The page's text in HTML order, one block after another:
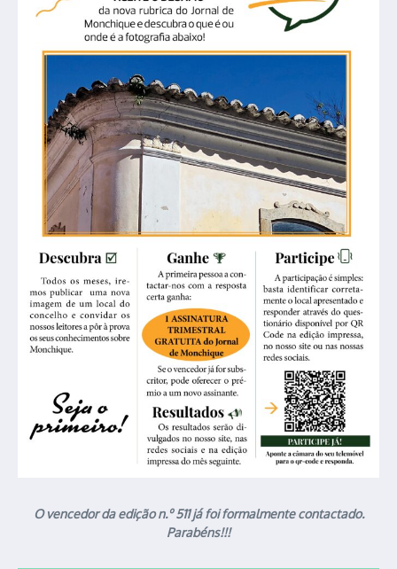
O vencedor da edição n.º 511 já foi formalmente contactado.
Parabéns!!!